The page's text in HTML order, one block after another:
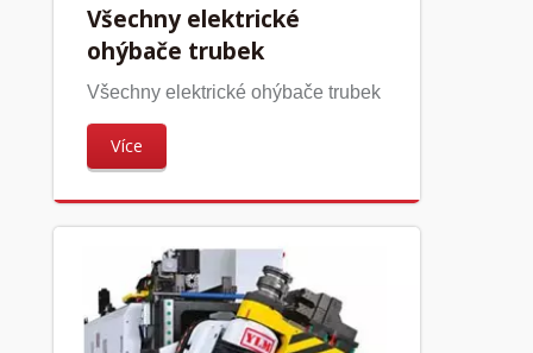
Všechny elektrické
ohýbače trubek
Všechny elektrické ohýbače trubek
Více